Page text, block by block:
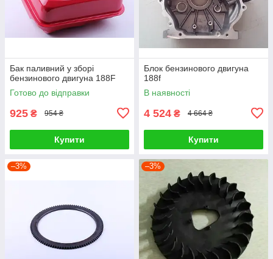
Бак паливний у зборі
бензинового двигуна 188F
Готово до відправки
925 ₴ 954 ₴
Купити
Блок бензинового двигуна
188f
В наявності
4 524 ₴ 4 664 ₴
Купити
–3% –3%